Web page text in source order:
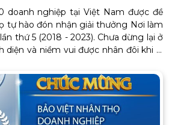
doanh nghiệp tại Việt Nam được đề
tự hào đón nhận giải thưởng Nơi làm
thứ 5 (2018 - 2023). Chưa dừng lại ở
diện và niềm vui được nhân đôi khi lễ
đặc biệt “Most Caring Company -
và Chăm sóc nhân viên tốt nhất”.